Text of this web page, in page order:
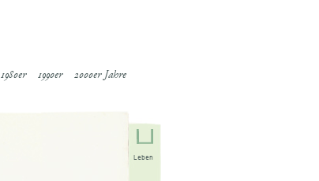
1980er 1990er 2000er Jahre
Leben